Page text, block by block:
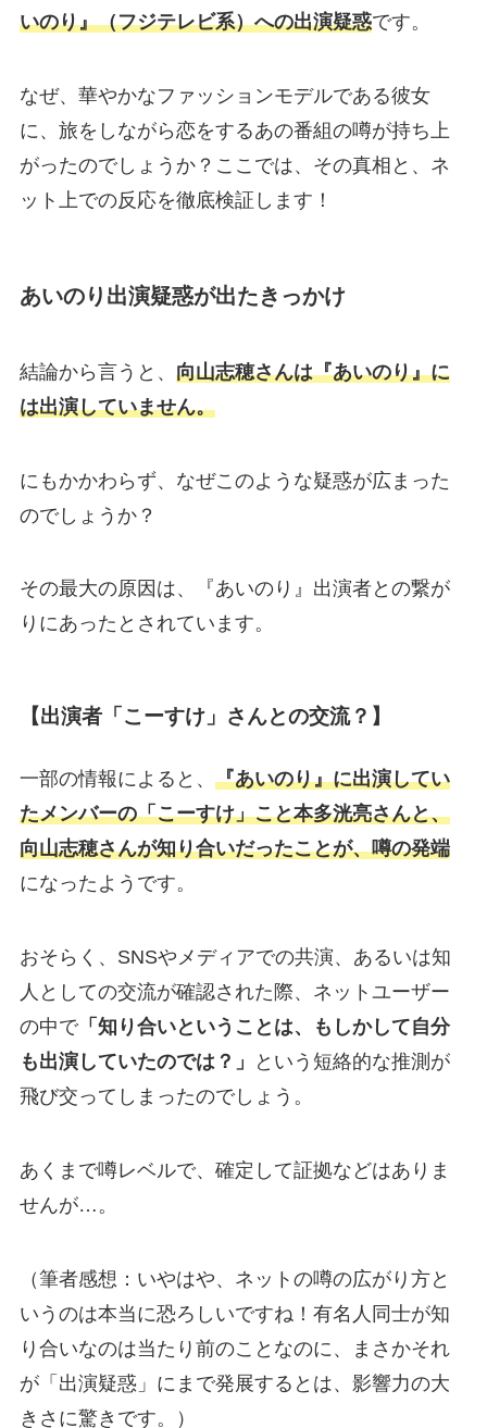
いのり』（フジテレビ系）への出演疑惑です。
なぜ、華やかなファッションモデルである彼女
に、旅をしながら恋をするあの番組の噂が持ち上
がったのでしょうか？ここでは、その真相と、ネ
ット上での反応を徹底検証します！
あいのり出演疑惑が出たきっかけ
結論から言うと、 向山志穂さんは『あいのり』に
は出演していません。
にもかかわらず、なぜこのような疑惑が広まった
のでしょうか？
その最大の原因は、『あいのり』出演者との繋が
りにあったとされています。
【出演者「こーすけ」さんとの交流？】
一部の情報によると、 『あいのり』に出演してい
たメンバーの「こーすけ」こと本多洸亮さんと、
向山志穂さんが知り合いだったことが、噂の発端
になったようです。
おそらく、SNSやメディアでの共演、あるいは知
人としての交流が確認された際、ネットユーザー
の中で「知り合いということは、もしかして自分
も出演していたのでは？」
という短絡的な推測が
飛び交ってしまったのでしょう。
あくまで噂レベルで、確定して証拠などはありま
せんが…。
（筆者感想：いやはや、ネットの噂の広がり方と
いうのは本当に恐ろしいですね！有名人同士が知
り合いなのは当たり前のことなのに、まさかそれ
が「出演疑惑」にまで発展するとは、影響力の大
きさに驚きです。）